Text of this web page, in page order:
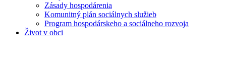
Zásady hospodárenia
Komunitný plán sociálnych služieb
Program hospodárskeho a sociálneho rozvoja
Život v obci